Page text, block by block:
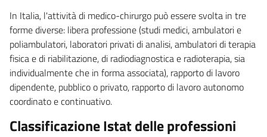
In Italia, l'attività di medico-chirurgo può essere svolta in tre
forme diverse: libera professione (studi medici, ambulatori e
poliambulatori, laboratori privati di analisi, ambulatori di terapia
fisica e di riabilitazione, di radiodiagnostica e radioterapia, sia
individualmente che in forma associata), rapporto di lavoro
dipendente, pubblico o privato, rapporto di lavoro autonomo
coordinato e continuativo.
Classificazione Istat delle professioni